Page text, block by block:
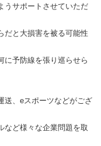
うサポートさせていただ
だと大損害を被る可能性
に予防線を張り巡らせら
送、eスポーツなどがござ
など様々な企業問題を取